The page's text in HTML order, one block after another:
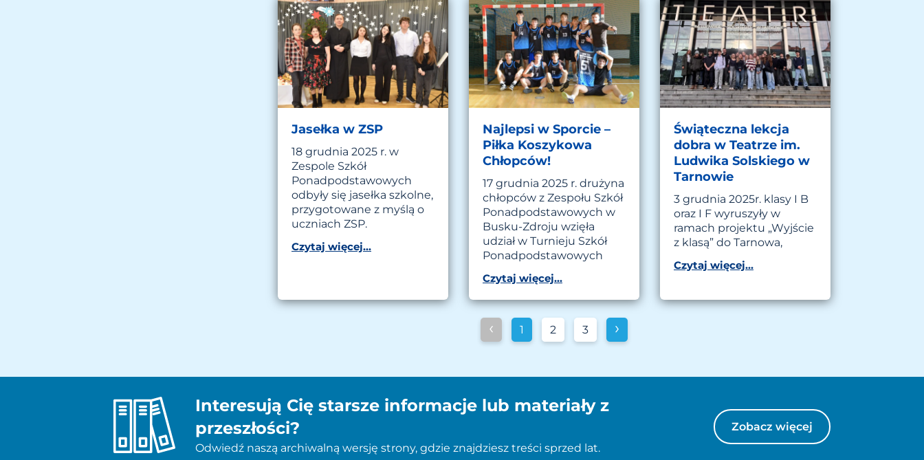
Jasełka w ZSP
18 grudnia 2025 r. w
Zespole Szkół
Ponadpodstawowych
odbyły się jasełka szkolne,
przygotowane z myślą o
uczniach ZSP.
Czytaj więcej...
Najlepsi w Sporcie –
Piłka Koszykowa
Chłopców!
17 grudnia 2025 r. drużyna
chłopców z Zespołu Szkół
Ponadpodstawowych w
Busku-Zdroju wzięła
udział w Turnieju Szkół
Ponadpodstawowych
Czytaj więcej...
Świąteczna lekcja
dobra w Teatrze im.
Ludwika Solskiego w
Tarnowie
3 grudnia 2025r. klasy I B
oraz I F wyruszyły w
ramach projektu „Wyjście
z klasą” do Tarnowa,
Czytaj więcej...
‹ 1 2 3 ›
Interesują Cię starsze informacje lub materiały z
przeszłości?
Odwiedź naszą archiwalną wersję strony, gdzie znajdziesz treści sprzed lat.
Zobacz więcej